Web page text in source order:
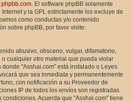
. El software phpBB solamente
y la GPL estrictamente los excluye de
como conductas y/o contenido
sobre phpBB, por favor visite:
abusivo, obsceno, vulgar, difamatorio,
cualquier otro material que pueda violar
"Asshai.com" está instalado o Leyes
que sea inmediata y permanentemente
con notificación a su Proveedor de
IP de todos los envíos son registradas
Acuerda que "Asshai.com" tiene